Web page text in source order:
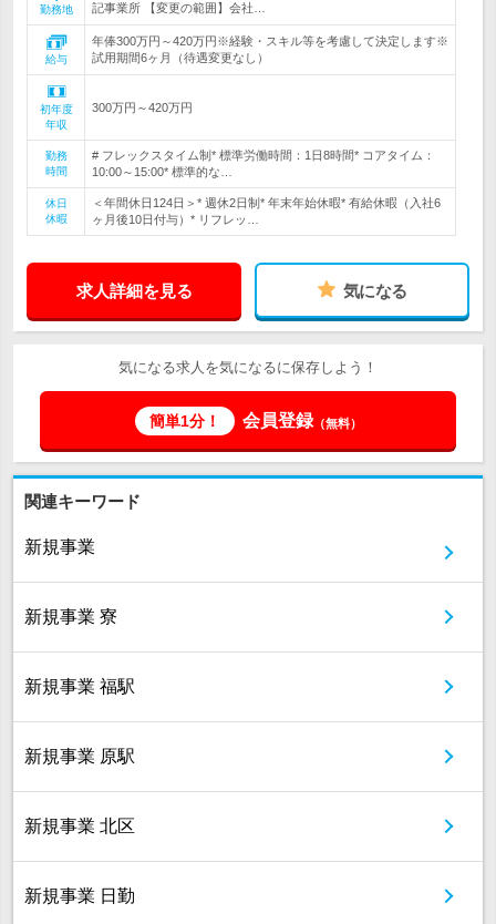
勤務地
記事業所 【変更の範囲】会社…
給与
年俸300万円～420万円※経験・スキル等を考慮して決定します※
試用期間6ヶ月（待遇変更なし）
初年度
年収
300万円～420万円
勤務
時間
# フレックスタイム制* 標準労働時間：1日8時間* コアタイム：
10:00～15:00* 標準的な…
休日
休暇
＜年間休日124日＞* 週休2日制* 年末年始休暇* 有給休暇（入社6
ヶ月後10日付与）* リフレッ…
求人詳細を見る 気になる
気になる求人を気になるに保存しよう！
簡単1分！ 会員登録（無料）
関連キーワード
新規事業
新規事業 寮
新規事業 福駅
新規事業 原駅
新規事業 北区
新規事業 日勤